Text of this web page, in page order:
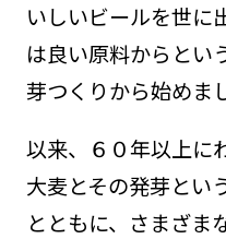
いしいビールを世に
は良い原料からとい
芽つくりから始めま
以来、６０年以上に
大麦とその発芽とい
とともに、さまざま